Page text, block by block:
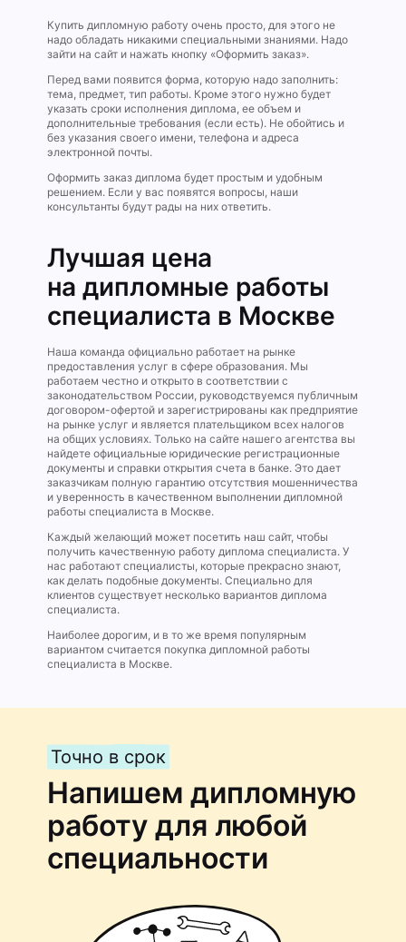
Купить дипломную работу очень просто, для этого не
надо обладать никакими специальными знаниями. Надо
зайти на сайт и нажать кнопку «Оформить заказ».
Перед вами появится форма, которую надо заполнить:
тема, предмет, тип работы. Кроме этого нужно будет
указать сроки исполнения диплома, ее объем и
дополнительные требования (если есть). Не обойтись и
без указания своего имени, телефона и адреса
электронной почты.
Оформить заказ диплома будет простым и удобным
решением. Если у вас появятся вопросы, наши
консультанты будут рады на них ответить.
Лучшая цена
на дипломные работы
специалиста в Москве
Наша команда официально работает на рынке
предоставления услуг в сфере образования. Мы
работаем честно и открыто в соответствии с
законодательством России, руководствуемся публичным
договором-офертой и зарегистрированы как предприятие
на рынке услуг и является плательщиком всех налогов
на общих условиях. Только на сайте нашего агентства вы
найдете официальные юридические регистрационные
документы и справки открытия счета в банке. Это дает
заказчикам полную гарантию отсутствия мошенничества
и уверенность в качественном выполнении дипломной
работы специалиста в Москве.
Каждый желающий может посетить наш сайт, чтобы
получить качественную работу диплома специалиста. У
нас работают специалисты, которые прекрасно знают,
как делать подобные документы. Специально для
клиентов существует несколько вариантов диплома
специалиста.
Наиболее дорогим, и в то же время популярным
вариантом считается покупка дипломной работы
специалиста в Москве.
Точно в срок
Напишем дипломную
работу для любой
специальности